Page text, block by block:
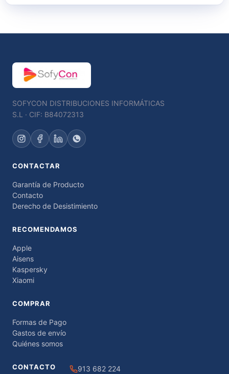
SOFYCON DISTRIBUCIONES INFORMÁTICAS
S.L · CIF: B84072313
CONTACTAR
Garantía de Producto
Contacto
Derecho de Desistimiento
RECOMENDAMOS
Apple
Aisens
Kaspersky
Xiaomi
COMPRAR
Formas de Pago
Gastos de envío
Quiénes somos
CONTACTO 913 682 224